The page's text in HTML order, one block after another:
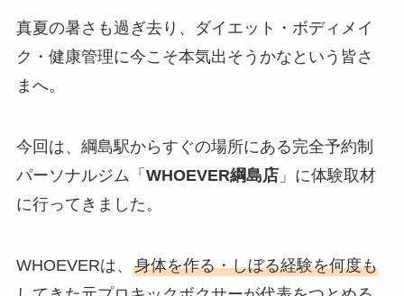
真夏の暑さも過ぎ去り、ダイエット・ボディメイ
ク・健康管理に今こそ本気出そうかなという皆さ
まへ。
今回は、綱島駅からすぐの場所にある完全予約制
パーソナルジム「 WHOEVER綱島店」に体験取材
に行ってきました。
WHOEVERは、 身体を作る・しぼる経験を何度も